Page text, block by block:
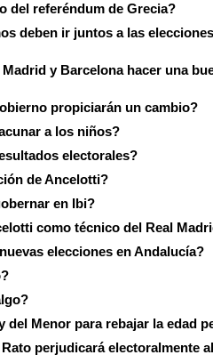
del referéndum de Grecia?
deben ir juntos a las elecciones
y Barcelona hacer una
propiciarán un cambio?
a los niños?
electorales?
de Ancelotti?
en Ibi?
como técnico del Real
elecciones en Andalucía?
del Menor para rebajar la edad
perjudicará electoralmente